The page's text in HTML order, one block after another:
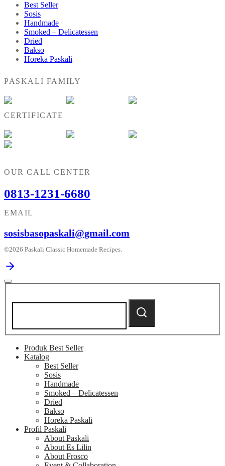
Best Seller
Sosis
Handmade
Smoked – Delicatessen
Dried
Bakso
Horeka Paskali
PASKALI FAMILY
CERTIFICATE
OUR CALL CENTER
0813-1231-6680
EMAIL
sosisbasopaskali@gmail.com
©2026 Paskali Classic Homemade Recipes.
Search
Search
Produk Best Seller
Katalog
Best Seller
Sosis
Handmade
Smoked – Delicatessen
Dried
Bakso
Horeka Paskali
Profil Paskali
About Paskali
About Es Lilin
About Frosco